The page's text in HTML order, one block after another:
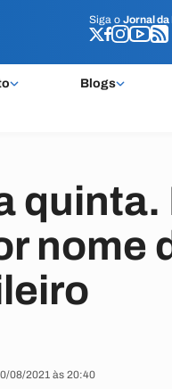
Siga o Jornal da
Blogs
Siga o Jornal da
quinta.
nome
08/2021 às 20:40